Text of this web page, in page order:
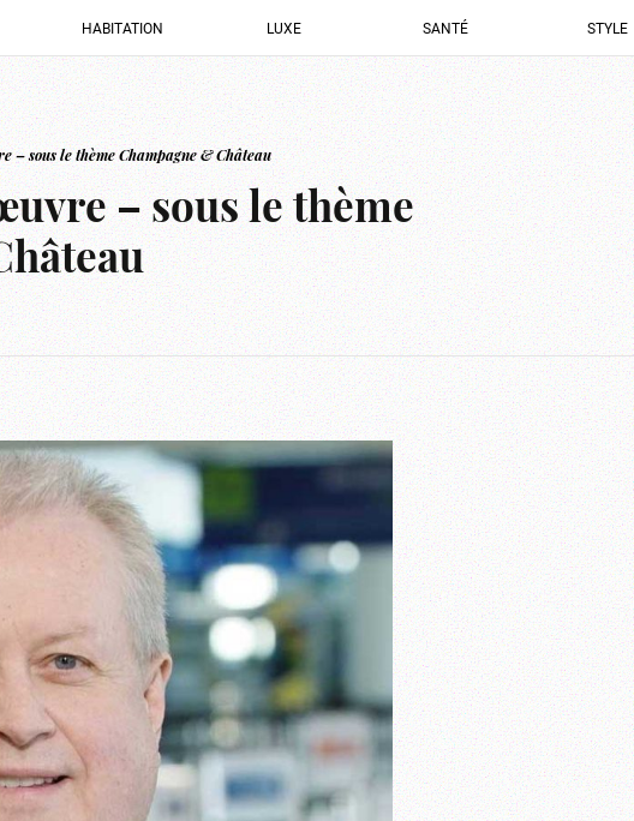
HABITATION LUXE SANTÉ STYLE
– sous le thème Champagne & Château
– sous le thème